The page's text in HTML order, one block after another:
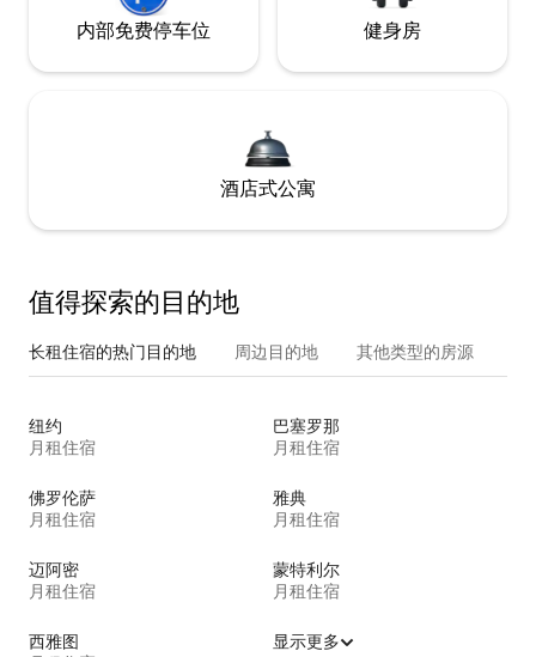
内部免费停车位 健身房
酒店式公寓
值得探索的目的地
长租住宿的热门目的地 周边目的地 其他类型的房源
纽约
月租住宿
巴塞罗那
月租住宿
佛罗伦萨
月租住宿
雅典
月租住宿
迈阿密
月租住宿
蒙特利尔
月租住宿
西雅图
显示更多